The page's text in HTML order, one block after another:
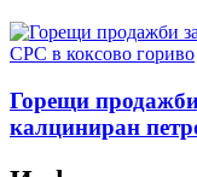
Горещи
калциниран